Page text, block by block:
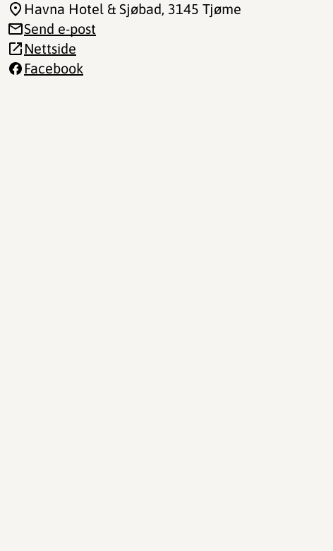
Havna Hotel & Sjøbad, 3145 Tjøme
Send e-post
Nettside
Facebook